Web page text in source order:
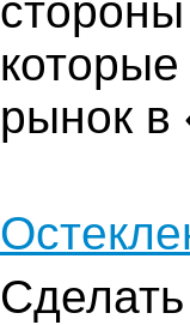
рынок в
Сделать